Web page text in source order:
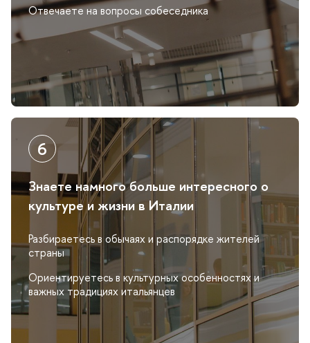
Отвечаете на вопросы собеседника
Знаете намного больше интересного о
культуре и жизни в Италии
Разбираетесь в обычаях и распорядке жителей
страны
Ориентируетесь в культурных особенностях и
ажных традициях итальянце